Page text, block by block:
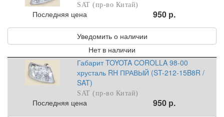
SAT (пр-во Китай)
Последняя цена 950 р.
Уведомить о наличии
Нет в наличии
Габарит TOYOTA COROLLA 98-00
хрусталь RH ПРАВЫЙ (ST-212-15B8R /
SAT)
SAT (пр-во Китай)
Последняя цена 950 р.